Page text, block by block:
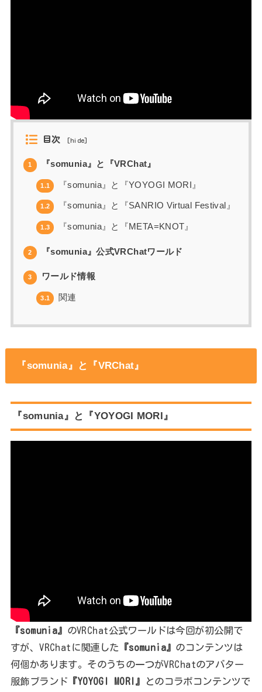
目次 [hide]
1 『somunia』と『VRChat』
1.1 『somunia』と『YOYOGI MORI』
1.2 『somunia』と『SANRIO Virtual Festival』
1.3 『somunia』と『META=KNOT』
2 『somunia』公式VRChatワールド
3 ワールド情報
3.1 関連
『somunia』と『VRChat』
『somunia』と『YOYOGI MORI』
『somunia』 のVRChat公式ワールドは今回が初公開で
すが、VRChatに関連した 『somunia』 のコンテンツは
何個かあります。そのうちの一つがVRChatのアバター
服飾ブランド 『YOYOGI MORI』
とのコラボコンテンツで